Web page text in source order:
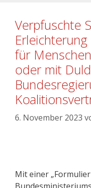
Verpfuschte
für
oder mit
6. November 2023
Mit einer